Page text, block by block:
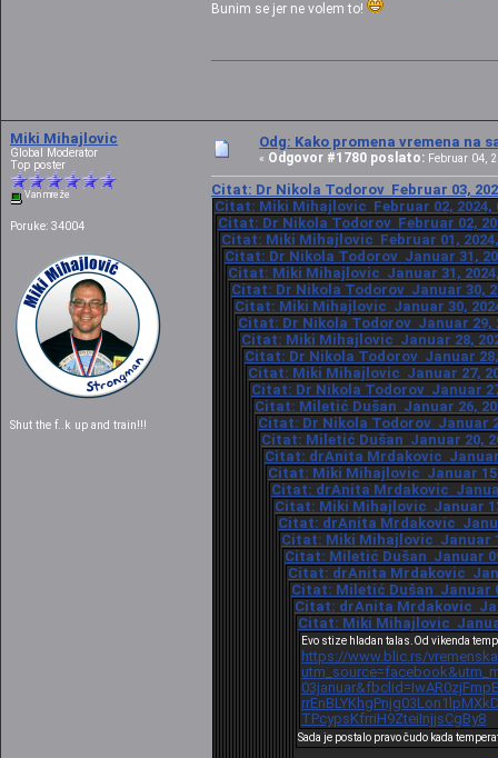
Bunim se jer ne volem to!
Miki Mihajlovic
Global Moderator
Top poster
Van mreže
Poruke: 34004
Shut the f..k up and train!!!
Odg: Kako promena vremena na
« Odgovor #1780 poslato: Februar 04,
Citat: Dr Nikola Todorov Februar 03,
Citat: Miki Mihajlovic Februar 02, 2024,
Citat: Dr Nikola Todorov Februar 02,
Citat: Miki Mihajlovic Februar 01, 2024,
Citat: Dr Nikola Todorov Januar 31,
Citat: Miki Mihajlovic Januar 31,
Citat: Dr Nikola Todorov Januar 30,
Citat: Miki Mihajlovic Januar 30,
Citat: Dr Nikola Todorov Januar 29,
Citat: Miki Mihajlovic Januar 28,
Citat: Dr Nikola Todorov Januar 28,
Citat: Miki Mihajlovic Januar 27,
Citat: Dr Nikola Todorov Januar
Citat: Miletić Dušan Januar 26,
Citat: Dr Nikola Todorov Januar
Citat: Miletić Dušan Januar 20,
Citat: drAnita Mrdakovic Januar
Citat: Miki Mihajlovic Januar 15,
Citat: drAnita Mrdakovic
Citat: Miki Mihajlovic Januar
Citat: drAnita Mrdakovic
Citat: Miki Mihajlovic Januar
Citat: Miletić Dušan Januar
Citat: drAnita Mrdakovic
Citat: Miletić Dušan Januar
Citat: drAnita Mrdakovic
Citat: Miki Mihajlovic
Evo stize hladan talas.Od vikenda
https://www.blic.rs/
TPcypsKfrriH9ZteiInjjsCgBy8
Sada je postalo pravo čudo kada